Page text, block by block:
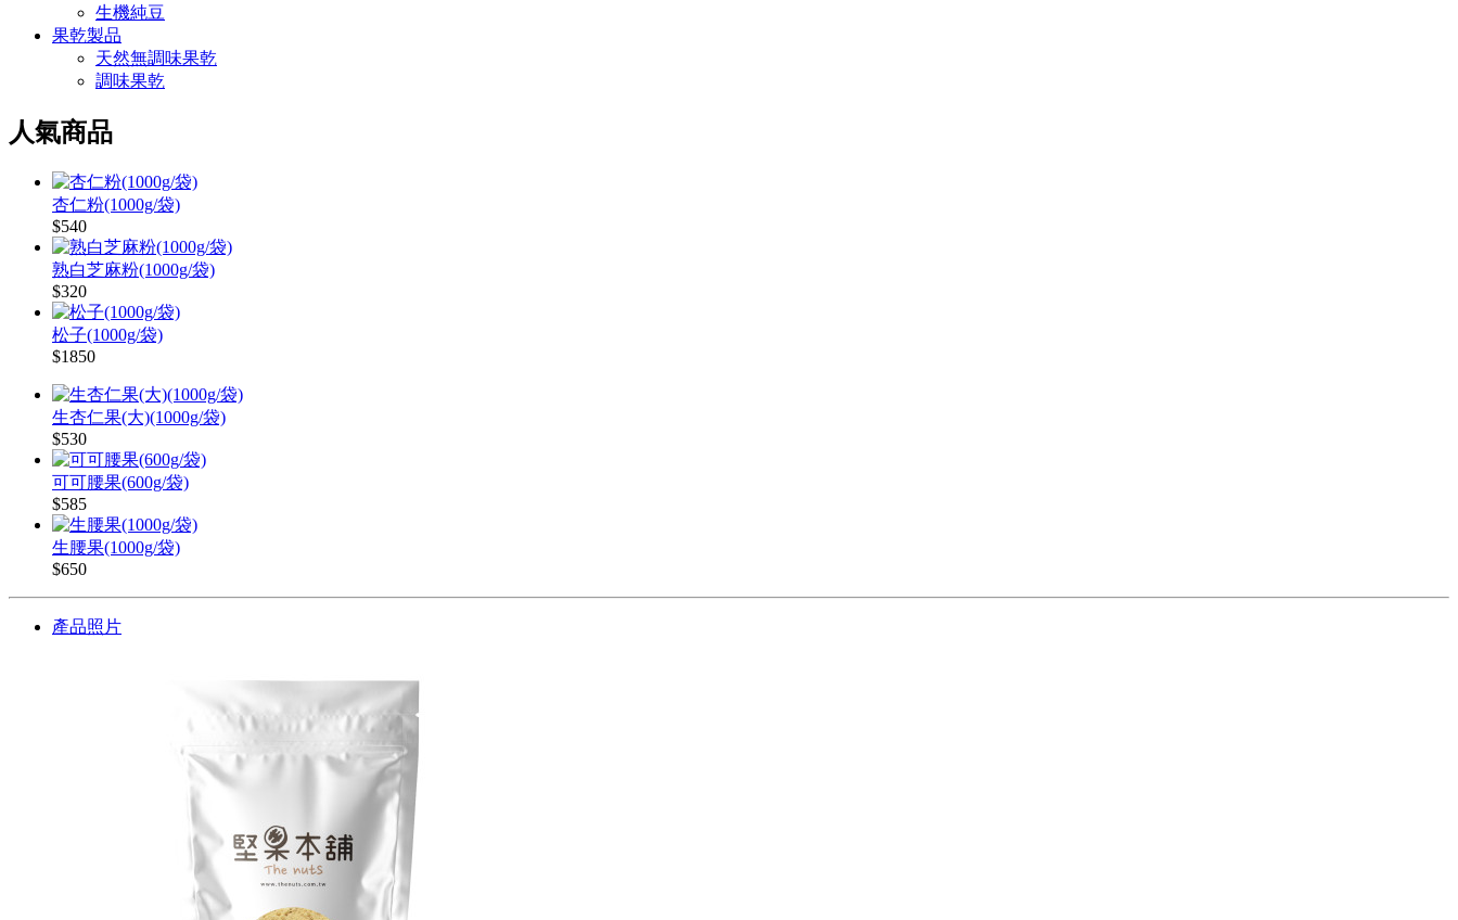
生機純豆
果乾製品
天然無調味果乾
調味果乾
人氣商品
杏仁粉(1000g/袋)
$540
熟白芝麻粉(1000g/袋)
$320
松子(1000g/袋)
$1850
生杏仁果(大)(1000g/袋)
$530
可可腰果(600g/袋)
$585
生腰果(1000g/袋)
$650
產品照片